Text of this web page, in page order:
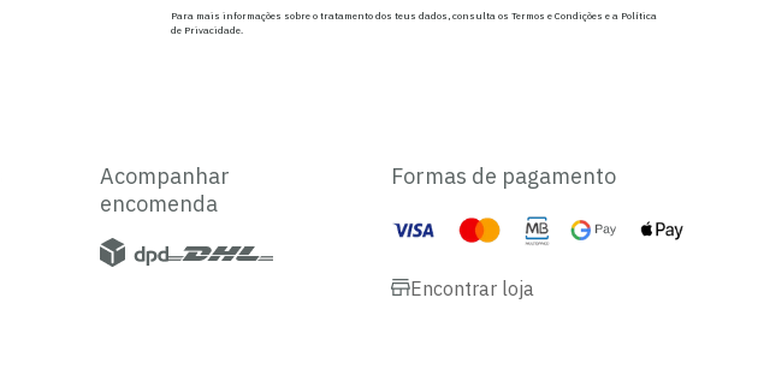
Para mais informações sobre o tratamento dos teus dados, consulta os Termos e Condições e a Política
de Privacidade.
Acompanhar
encomenda
Formas de pagamento
Encontrar loja